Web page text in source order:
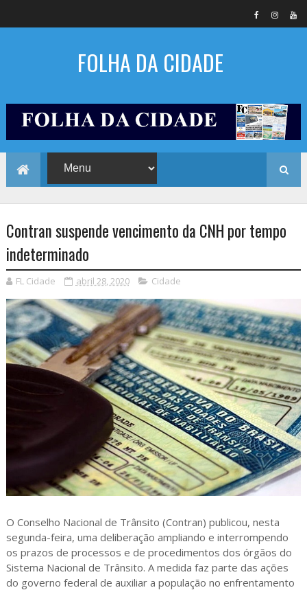
FOLHA DA CIDADE
Contran suspende vencimento da CNH por tempo
indeterminado
FL Cidade abril 28, 2020 Cidade
O Conselho Nacional de Trânsito (Contran) publicou, nesta
segunda-feira, uma deliberação ampliando e interrompendo
os prazos de processos e de procedimentos dos órgãos do
Sistema Nacional de Trânsito. A medida faz parte das ações
do governo federal de auxiliar a população no enfrentamento